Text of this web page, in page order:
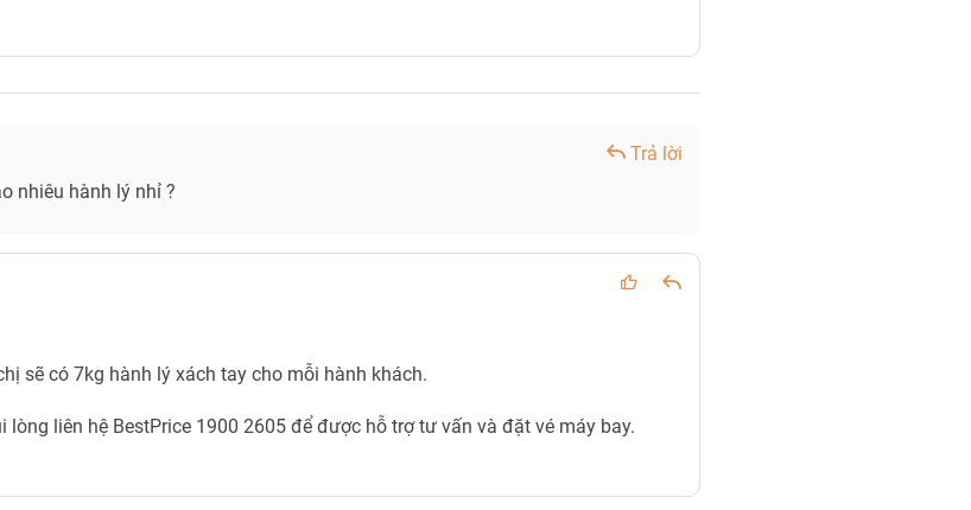
Trả lời
nhiêu hành lý nhỉ ?
sẽ có 7kg hành lý xách tay cho mỗi hành khách.
liên hệ BestPrice 1900 2605 để được hỗ trợ tư vấn và đặt vé máy bay.